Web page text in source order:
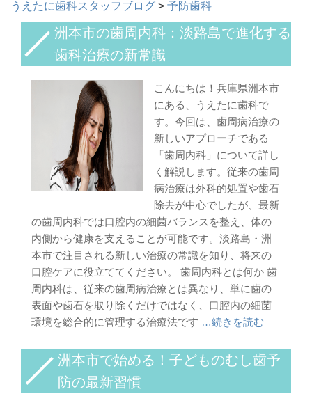
うえたに歯科スタッフブログ > 予防歯科
洲本市の歯周内科：淡路島で進化する
歯科治療の新常識
こんにちは！兵庫県洲本市
にある、うえたに歯科で
す。今回は、歯周病治療の
新しいアプローチである
「歯周内科」について詳し
く解説します。従来の歯周
病治療は外科的処置や歯石
除去が中心でしたが、最新
の歯周内科では口腔内の細菌バランスを整え、体の
内側から健康を支えることが可能です。淡路島・洲
本市で注目される新しい治療の常識を知り、将来の
口腔ケアに役立ててください。 歯周内科とは何か 歯
周内科は、従来の歯周病治療とは異なり、単に歯の
表面や歯石を取り除くだけではなく、口腔内の細菌
環境を総合的に管理する治療法です …続きを読む
洲本市で始める！子どものむし歯予
防の最新習慣